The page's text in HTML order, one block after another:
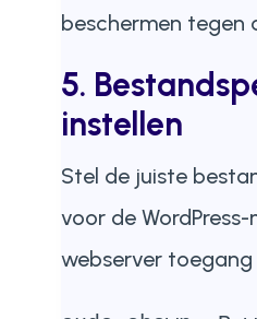
beschermen tegen
5.
instellen
Stel de juiste
voor de
webserver